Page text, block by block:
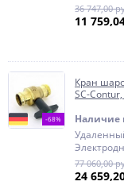
36 747,00
11
-68%
Кран
SC-
Наличие
77 060,00
24